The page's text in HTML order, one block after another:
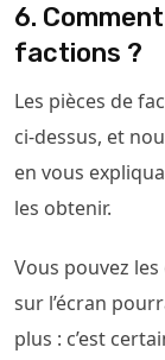
6.
factions ?
Les pièces de
ci-dessus, et
en vous
les obtenir.
Vous pouvez
sur l’écran
plus : c’est